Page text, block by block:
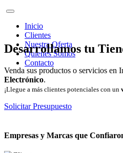
Inicio
Clientes
Nuestra Oferta
Quienes Somos
Contacto
Desarrollamos tu
Venda sus productos o servicios en
Electrónico.
¡Llegue a más clientes potenciales con un
Solicitar Presupuesto
Empresas y Marcas que